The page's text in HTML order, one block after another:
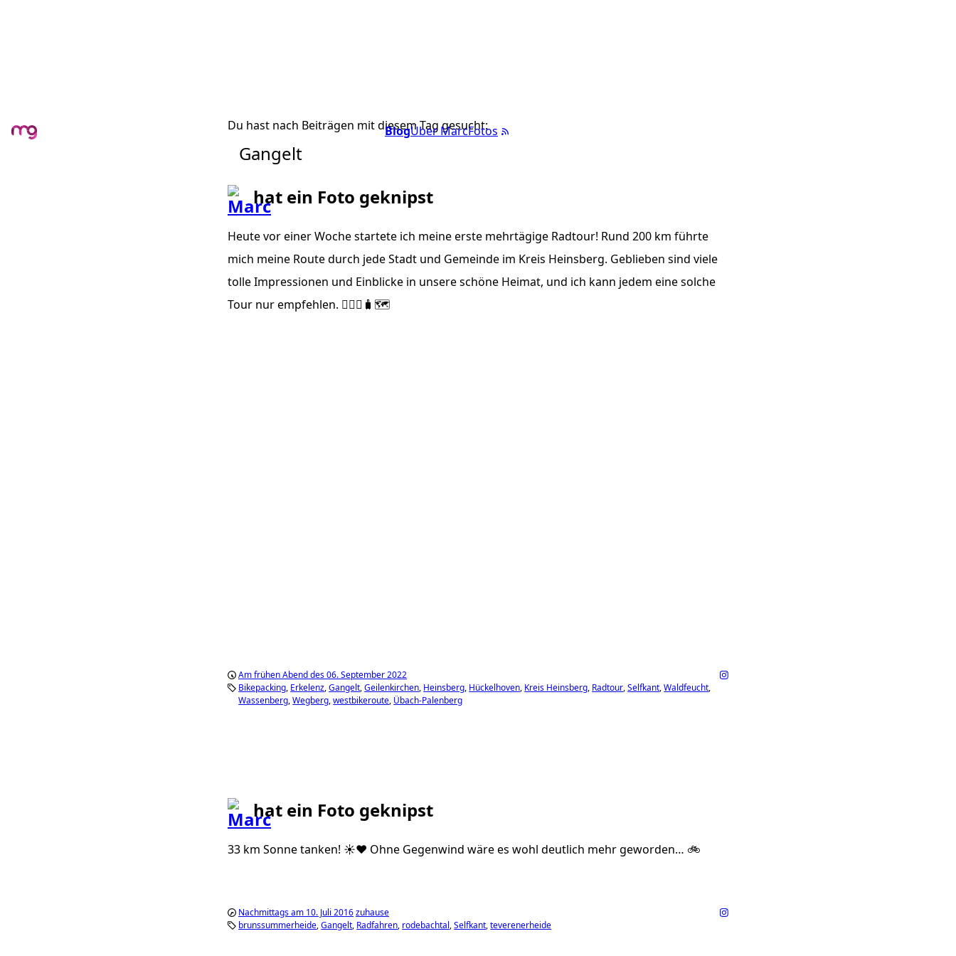
BlogÜber MarcFotos
Du hast nach Beiträgen mit diesem Tag gesucht:
Gangelt
hat ein Foto geknipst
Heute vor einer Woche startete ich meine erste mehrtägige Radtour! Rund 200 km führte
mich meine Route durch jede Stadt und Gemeinde im Kreis Heinsberg. Geblieben sind viele
tolle Impressionen und Einblicke in unsere schöne Heimat, und ich kann jedem eine solche
Tour nur empfehlen. 🚴🏼‍♂️🧳🗺
Am frühen Abend des 06. September 2022
Bikepacking Erkelenz Gangelt Geilenkirchen Heinsberg Hückelhoven Kreis Heinsberg Radtour Selfkant Waldfeucht
Wassenberg Wegberg westbikeroute Übach-Palenberg
hat ein Foto geknipst
33 km Sonne tanken! ☀️❤️ Ohne Gegenwind wäre es wohl deutlich mehr geworden… 🚲
Nachmittags am 10. Juli 2016zuhause
brunssummerheide Gangelt Radfahren rodebachtal Selfkant teverenerheide